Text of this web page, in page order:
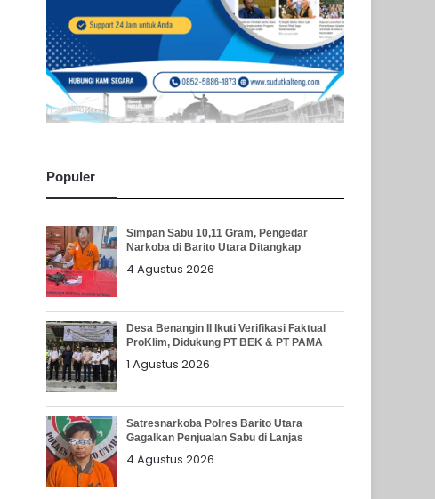
Populer
Simpan Sabu 10,11 Gram, Pengedar
Narkoba di Barito Utara Ditangkap
4 Agustus 2026
Desa Benangin II Ikuti Verifikasi Faktual
ProKlim, Didukung PT BEK & PT PAMA
1 Agustus 2026
Satresnarkoba Polres Barito Utara
Gagalkan Penjualan Sabu di Lanjas
4 Agustus 2026